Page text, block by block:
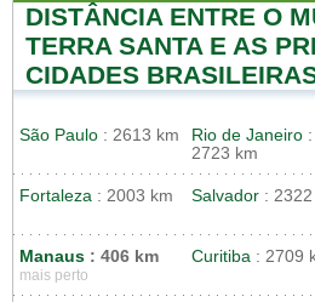
DISTÂNCIA ENTRE O
TERRA SANTA E AS
CIDADES
São Paulo : 2613 km Rio de Janeiro :
2723 km
Fortaleza : 2003 km Salvador :
Manaus : 406 km
mais perto
Curitiba : 2709